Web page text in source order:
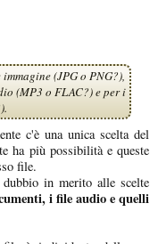
(JPG o PNG?),
(MP3 o FLAC?) e per i
c'è una unica scelta del
ha più possibilità e queste
file.
in merito alle scelte
i file audio e quelli